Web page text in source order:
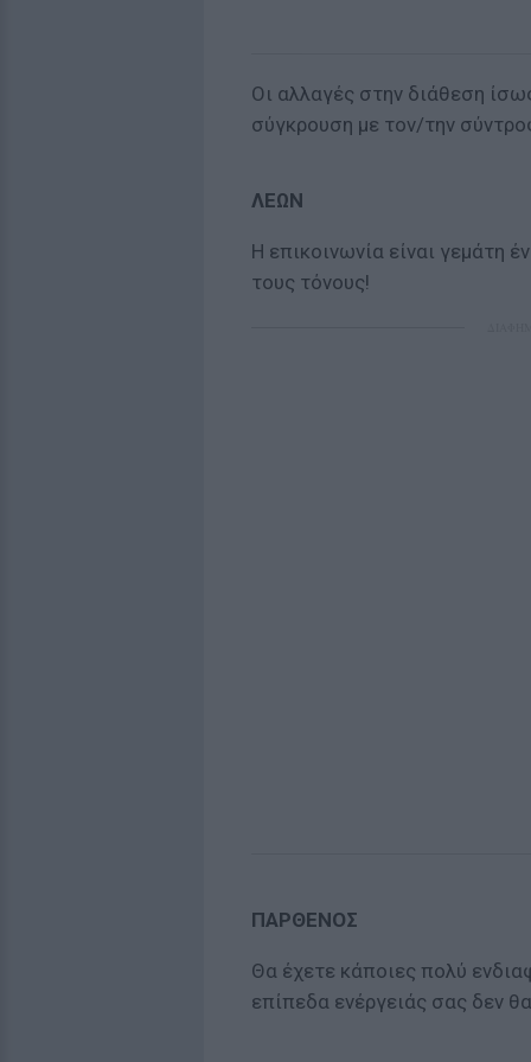
Οι αλλαγές στην διάθεση
σύγκρουση με τον/την
ΛΕΩΝ
Η επικοινωνία είναι γεμάτη
τους τόνους!
ΠΑΡΘΕΝΟΣ
Θα έχετε κάποιες πολύ
επίπεδα ενέργειάς σας δεν